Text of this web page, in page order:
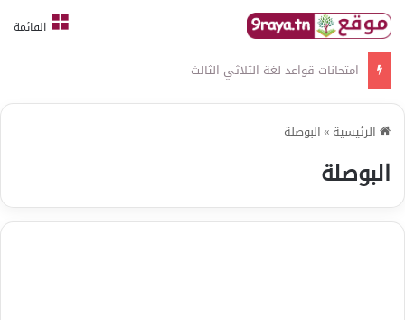
القائمة
امتحانات قواعد لغة الثلاثي الثالث
الرئيسية »البوصلة
البوصلة